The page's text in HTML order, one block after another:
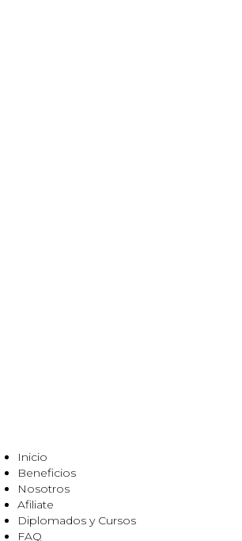
Inicio
Beneficios
Nosotros
Afiliate
Diplomados y Cursos
FAQ